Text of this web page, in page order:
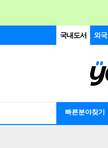
국내도서 외
빠른분야찾기